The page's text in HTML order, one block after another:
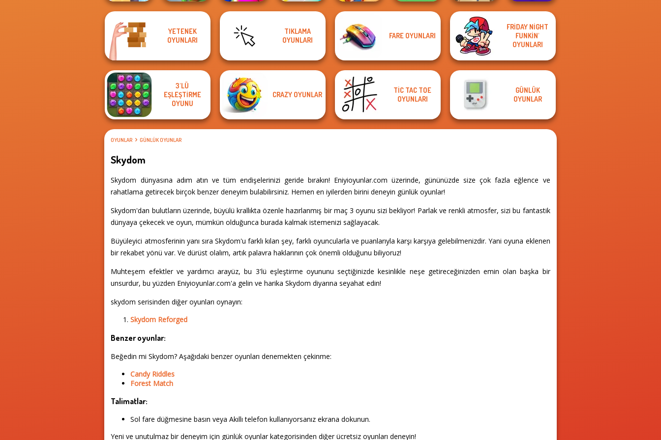
Gold Strike Icy
Cave
Train Miner Match Masters Fun Race 3D Wild West Match Bubble Fall
Bubble Shooter
Pro 4
YETENEK
OYUNLARI
TIKLAMA
OYUNLARI
FARE OYUNLARI
FRIDAY NIGHT
FUNKIN'
OYUNLARI
3'LÜ
EŞLEŞTIRME
OYUNU
CRAZY OYUNLAR
TIC TAC TOE
OYUNLARI
GÜNLÜK
OYUNLAR
OYUNLAR GÜNLÜK OYUNLAR
Skydom
Skydom dünyasına adım atın ve tüm endişelerinizi geride bırakın! Eniyioyunlar.com üzerinde, gününüzde size çok fazla eğlence ve
rahatlama getirecek birçok benzer deneyim bulabilirsiniz. Hemen en iyilerden birini deneyin günlük oyunlar!
Skydom'dan bulutların üzerinde, büyülü krallıkta özenle hazırlanmış bir maç 3 oyunu sizi bekliyor! Parlak ve renkli atmosfer, sizi bu fantastik
dünyaya çekecek ve oyun, mümkün olduğunca burada kalmak istemenizi sağlayacak.
Büyüleyici atmosferinin yanı sıra Skydom'u farklı kılan şey, farklı oyuncularla ve puanlarıyla karşı karşıya gelebilmenizdir. Yani oyuna eklenen
bir rekabet yönü var. Ve dürüst olalım, artık palavra haklarının çok önemli olduğunu biliyoruz!
Muhteşem efektler ve yardımcı arayüz, bu 3'lü eşleştirme oyununu seçtiğinizde kesinlikle neşe getireceğinizden emin olan başka bir
unsurdur, bu yüzden Eniyioyunlar.com'a gelin ve harika Skydom diyarına seyahat edin!
skydom serisinden diğer oyunları oynayın:
Skydom Reforged
Benzer oyunlar:
Beğedin mi Skydom? Aşağıdaki benzer oyunları denemekten çekinme:
Candy Riddles
Forest Match
Talimatlar:
Sol fare düğmesine basın veya Akıllı telefon kullanıyorsanız ekrana dokunun.
Yeni ve unutulmaz bir deneyim için günlük oyunlar kategorisinden diğer ücretsiz oyunları deneyin!